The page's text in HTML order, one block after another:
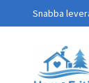
Snabba